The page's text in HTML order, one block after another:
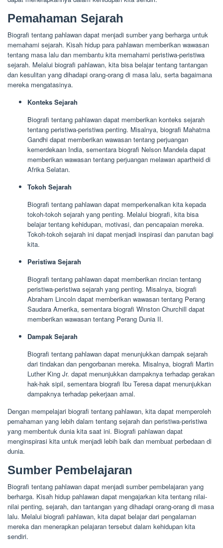
Pemahaman Sejarah
Biografi tentang pahlawan dapat menjadi sumber yang berharga untuk
memahami sejarah. Kisah hidup para pahlawan memberikan wawasan
tentang masa lalu dan membantu kita memahami peristiwa-peristiwa
sejarah. Melalui biografi pahlawan, kita bisa belajar tentang tantangan
dan kesulitan yang dihadapi orang-orang di masa lalu, serta bagaimana
mereka mengatasinya.
Konteks Sejarah
Biografi tentang pahlawan dapat memberikan konteks sejarah
tentang peristiwa-peristiwa penting. Misalnya, biografi Mahatma
Gandhi dapat memberikan wawasan tentang perjuangan
kemerdekaan India, sementara biografi Nelson Mandela dapat
memberikan wawasan tentang perjuangan melawan apartheid di
Afrika Selatan.
Tokoh Sejarah
Biografi tentang pahlawan dapat memperkenalkan kita kepada
tokoh-tokoh sejarah yang penting. Melalui biografi, kita bisa
belajar tentang kehidupan, motivasi, dan pencapaian mereka.
Tokoh-tokoh sejarah ini dapat menjadi inspirasi dan panutan bagi
kita.
Peristiwa Sejarah
Biografi tentang pahlawan dapat memberikan rincian tentang
peristiwa-peristiwa sejarah yang penting. Misalnya, biografi
Abraham Lincoln dapat memberikan wawasan tentang Perang
Saudara Amerika, sementara biografi Winston Churchill dapat
memberikan wawasan tentang Perang Dunia II.
Dampak Sejarah
Biografi tentang pahlawan dapat menunjukkan dampak sejarah
dari tindakan dan pengorbanan mereka. Misalnya, biografi Martin
Luther King Jr. dapat menunjukkan dampaknya terhadap gerakan
hak-hak sipil, sementara biografi Ibu Teresa dapat menunjukkan
dampaknya terhadap pekerjaan amal.
Dengan mempelajari biografi tentang pahlawan, kita dapat memperoleh
pemahaman yang lebih dalam tentang sejarah dan peristiwa-peristiwa
yang membentuk dunia kita saat ini. Biografi pahlawan dapat
menginspirasi kita untuk menjadi lebih baik dan membuat perbedaan di
dunia.
Sumber Pembelajaran
Biografi tentang pahlawan dapat menjadi sumber pembelajaran yang
berharga. Kisah hidup pahlawan dapat mengajarkan kita tentang nilai-
nilai penting, sejarah, dan tantangan yang dihadapi orang-orang di masa
lalu. Melalui biografi pahlawan, kita dapat belajar dari pengalaman
mereka dan menerapkan pelajaran tersebut dalam kehidupan kita
sendiri.